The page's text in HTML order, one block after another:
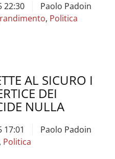
22:30
Paolo Padoin
, Politica
AL SICURO I
DEI
NULLA
17:01
Paolo Padoin
, Politica